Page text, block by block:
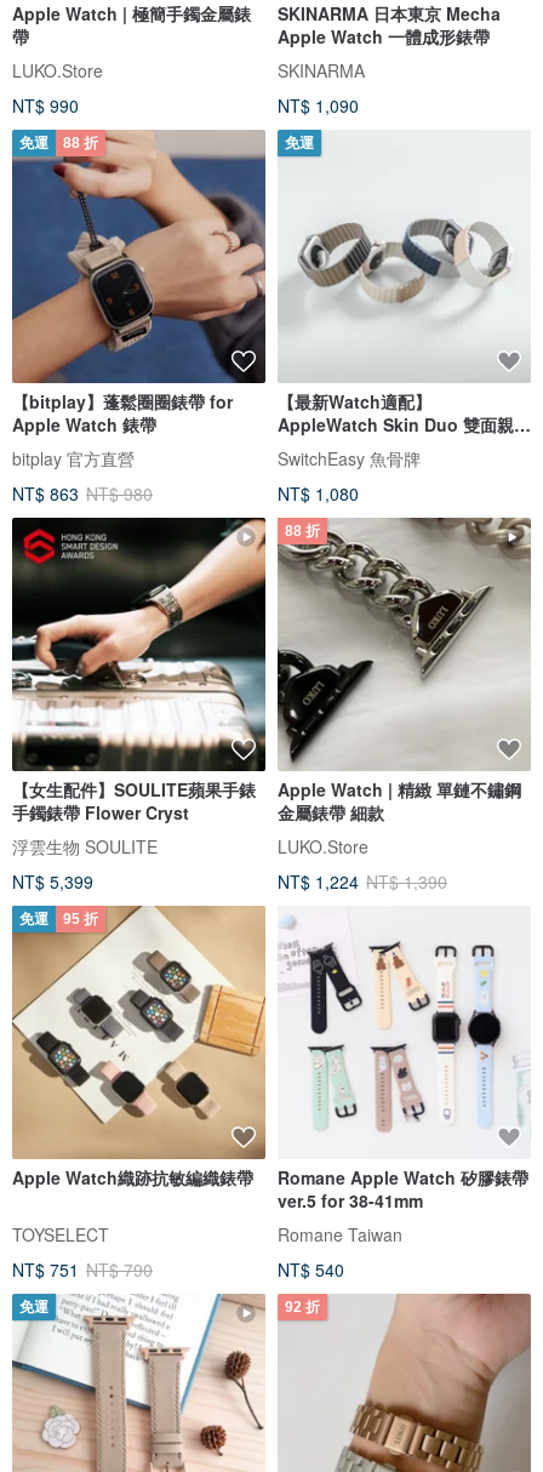
Apple Watch | 極簡手鐲金屬錶
帶
LUKO.Store
NT$ 990
SKINARMA 日本東京 Mecha
Apple Watch 一體成形錶帶
SKINARMA
NT$ 1,090
免運 88 折
【bitplay】蓬鬆圈圈錶帶 for
Apple Watch 錶帶
bitplay 官方直營
NT$ 863 NT$ 980
免運
【最新Watch適配】
AppleWatch Skin Duo 雙面親膚
磁吸矽膠防水錶
SwitchEasy 魚骨牌
NT$ 1,080
【女生配件】SOULITE蘋果手錶
手鐲錶帶 Flower Cryst
浮雲生物 SOULITE
NT$ 5,399
88 折
Apple Watch | 精緻 單鏈不鏽鋼
金屬錶帶 細款
LUKO.Store
NT$ 1,224 NT$ 1,390
免運 95 折
Apple Watch織跡抗敏編織錶帶
TOYSELECT
NT$ 751 NT$ 790
Romane Apple Watch 矽膠錶帶
ver.5 for 38-41mm
Romane Taiwan
NT$ 540
免運 92 折